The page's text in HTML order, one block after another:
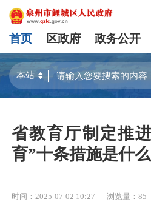
首页 区政府 政务公开
省教育厅制定推
育”十条措施是什
时间：2025-07-02 10:27 浏览量： 85